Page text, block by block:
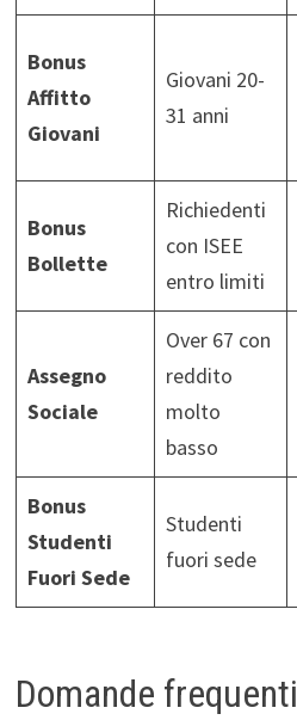
Bonus
Affitto
Giovani
Giovani 20-
31 anni
Bonus
Bollette
Richiedenti
con ISEE
entro limiti
Assegno
Sociale
Over 67 con
reddito
molto
basso
Bonus
Studenti
Fuori Sede
Studenti
fuori sede
Domande frequenti